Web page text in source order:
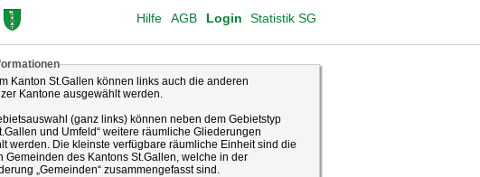
Login Statistik SG
AGB
Hilfe
Kanton St.Gallen können links auch die anderen
Kantone ausgewählt werden.
(ganz links) können neben dem Gebietstyp
und Umfeld“ weitere räumliche Gliederungen
werden. Die kleinste verfügbare räumliche Einheit sind die
Gemeinden des Kantons St.Gallen, welche in der
„Gemeinden“ zusammengefasst sind.